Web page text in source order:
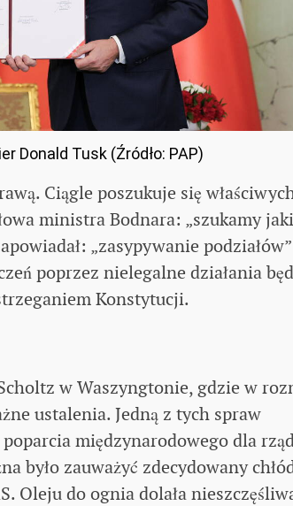
Donald Tusk (Źródło: PAP)
Ciągle poszukuje się
ministra Bodnara: „szukamy
„zasypywanie
poprzez nielegalne działania
Konstytucji.
w Waszyngtonie, gdzie w
ustalenia. Jedną z tych spraw
międzynarodowego dla
było zauważyć zdecydowany
Oleju do ognia dolała